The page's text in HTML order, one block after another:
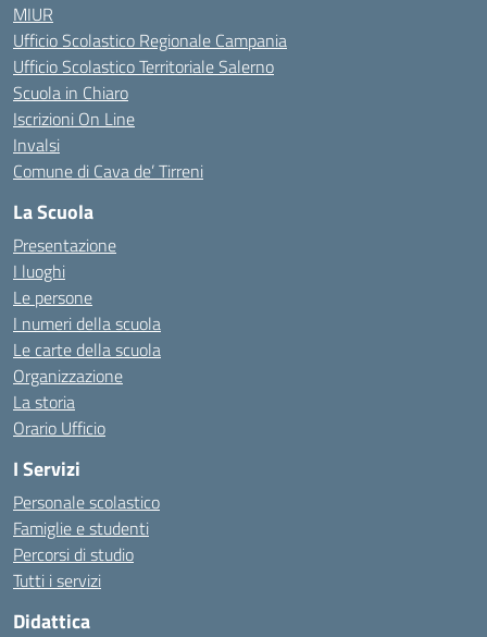
MIUR
Ufficio Scolastico Regionale Campania
Ufficio Scolastico Territoriale Salerno
Scuola in Chiaro
Iscrizioni On Line
Invalsi
Comune di Cava de’ Tirreni
La Scuola
Presentazione
I luoghi
Le persone
I numeri della scuola
Le carte della scuola
Organizzazione
La storia
Orario Ufficio
I Servizi
Personale scolastico
Famiglie e studenti
Percorsi di studio
Tutti i servizi
Didattica